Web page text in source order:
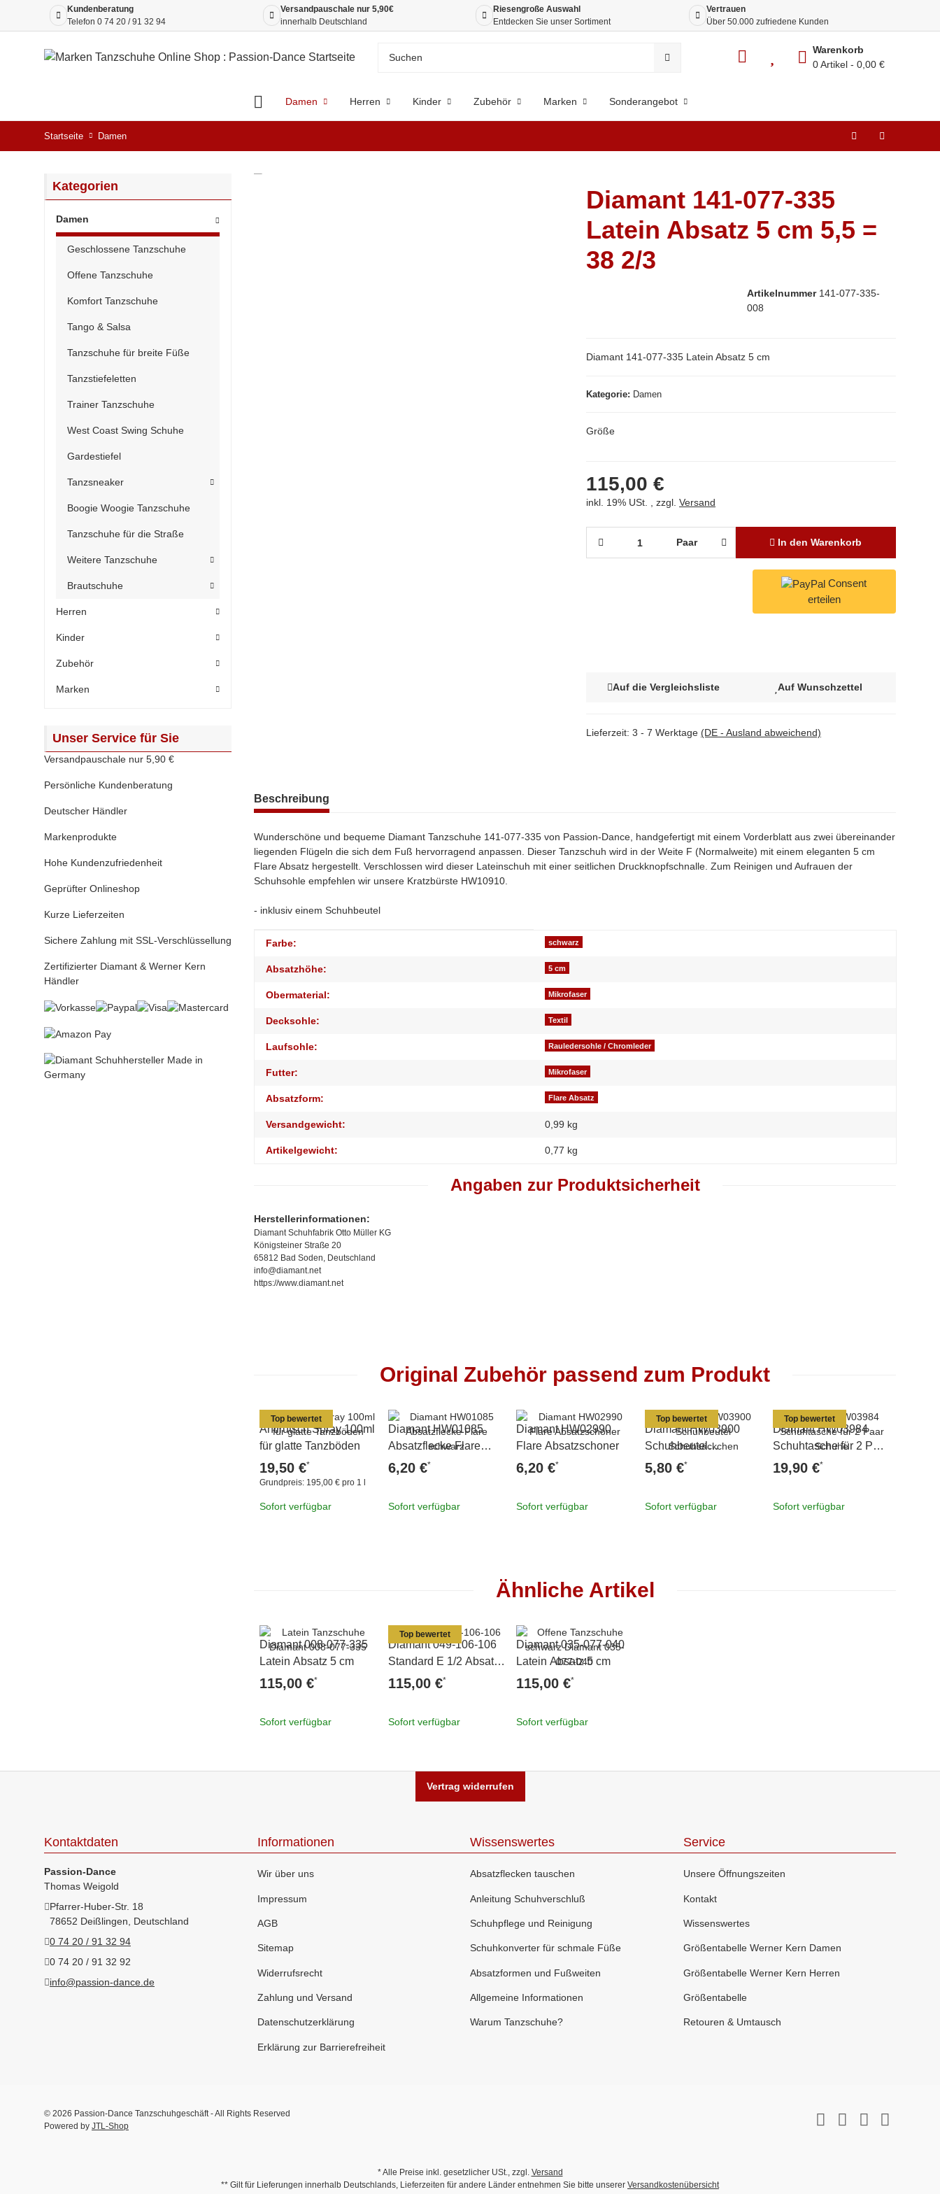
Kundenberatung
Telefon 0 74 20 / 91 32 94
Versandpauschale nur 5,90€
innerhalb Deutschland
Riesengroße Auswahl
Entdecken Sie unser Sortiment
Vertrauen
Über 50.000 zufriedene Kunden
Damen Herren Kinder Zubehör Marken Sonderangebot
Warenkorb
0 Artikel
0,00 €
Startseite Damen
Diamant 141-077-335
Latein Absatz 5 cm 5,5 =
38 2/3
Artikelnummer 141-077-335-
008
Kategorie Damen
Diamant 141-077-335 Latein Absatz 5 cm
Größe
115,00 €
inkl. 19% USt. , zzgl. Versand
Auf die Vergleichsliste Auf Wunschzettel
Paar In den Warenkorb
Consent
erteilen
Lieferzeit: 3 - 7 Werktage (DE - Ausland abweichend)
Beschreibung
Wunderschöne und bequeme Diamant Tanzschuhe 141-077-335 von Passion-Dance, handgefertigt mit einem Vorderblatt aus zwei übereinander
liegenden Flügeln die sich dem Fuß hervorragend anpassen. Dieser Tanzschuh wird in der Weite F (Normalweite) mit einem eleganten 5 cm
Flare Absatz hergestellt. Verschlossen wird dieser Lateinschuh mit einer seitlichen Druckknopfschnalle. Zum Reinigen und Aufrauen der
Schuhsohle empfehlen wir unsere Kratzbürste HW10910.
- inklusiv einem Schuhbeutel
Produkteigenschaft
Wert
Farbe: schwarz
Absatzhöhe: 5 cm
Obermaterial: Mikrofaser
Decksohle: Textil
Laufsohle: Rauledersohle / Chromleder
Futter: Mikrofaser
Absatzform: Flare Absatz
Versandgewicht: 0,99 kg
Artikelgewicht: 0,77 kg
Angaben zur Produktsicherheit
Herstellerinformationen:
Diamant Schuhfabrik Otto Müller KG
Königsteiner Straße 20
65812 Bad Soden, Deutschland
info@diamant.net
https://www.diamant.net
Original Zubehör passend zum Produkt
Top bewertet
Antirutsch Spray 100ml
für glatte Tanzböden
19,50 €*
Grundpreis: 195,00 € pro 1 l
Sofort verfügbar
Diamant HW01085
Absatzflecke Flare
schwarz
6,20 €*
Sofort verfügbar
Diamant HW02990
Flare Absatzschoner
6,20 €*
Sofort verfügbar
Top bewertet
Diamant HW03900
Schuhbeutel
Schuhsäckchen
5,80 €*
Sofort verfügbar
Top bewertet
Diamant HW03984
Schuhtasche für 2 Paar
Schuhe
19,90 €*
Sofort verfügbar
Ähnliche Artikel
Diamant 008-077-335
Latein Absatz 5 cm
115,00 €*
Sofort verfügbar
Top bewertet
Diamant 049-106-106
Standard E 1/2 Absatz
5 cm
115,00 €*
Sofort verfügbar
Diamant 035-077-040
Latein Absatz 5 cm
115,00 €*
Sofort verfügbar
Kategorien
Damen
Geschlossene Tanzschuhe
Offene Tanzschuhe
Komfort Tanzschuhe
Tango & Salsa
Tanzschuhe für breite Füße
Tanzstiefeletten
Trainer Tanzschuhe
West Coast Swing Schuhe
Gardestiefel
Tanzsneaker
Boogie Woogie Tanzschuhe
Tanzschuhe für die Straße
Weitere Tanzschuhe
Brautschuhe
Herren
Kinder
Zubehör
Marken
Unser Service für Sie
Versandpauschale nur 5,90 €
Persönliche Kundenberatung
Deutscher Händler
Markenprodukte
Hohe Kundenzufriedenheit
Geprüfter Onlineshop
Kurze Lieferzeiten
Sichere Zahlung mit SSL-Verschlüssellung
Zertifizierter Diamant & Werner Kern
Händler
Vertrag widerrufen
Kontaktdaten
Passion-Dance
Thomas Weigold
Pfarrer-Huber-Str. 18
78652 Deißlingen, Deutschland
0 74 20 / 91 32 94
0 74 20 / 91 32 92
info@passion-dance.de
Informationen
Wir über uns
Impressum
AGB
Sitemap
Widerrufsrecht
Zahlung und Versand
Datenschutzerklärung
Erklärung zur Barrierefreiheit
Wissenswertes
Absatzflecken tauschen
Anleitung Schuhverschluß
Schuhpflege und Reinigung
Schuhkonverter für schmale Füße
Absatzformen und Fußweiten
Allgemeine Informationen
Warum Tanzschuhe?
Service
Unsere Öffnungszeiten
Kontakt
Wissenswertes
Größentabelle Werner Kern Damen
Größentabelle Werner Kern Herren
Größentabelle
Retouren & Umtausch
© 2026 Passion-Dance Tanzschuhgeschäft - All Rights Reserved
Powered by JTL-Shop
* Alle Preise inkl. gesetzlicher USt., zzgl. Versand
** Gilt für Lieferungen innerhalb Deutschlands, Lieferzeiten für andere Länder entnehmen Sie bitte unserer Versandkostenübersicht